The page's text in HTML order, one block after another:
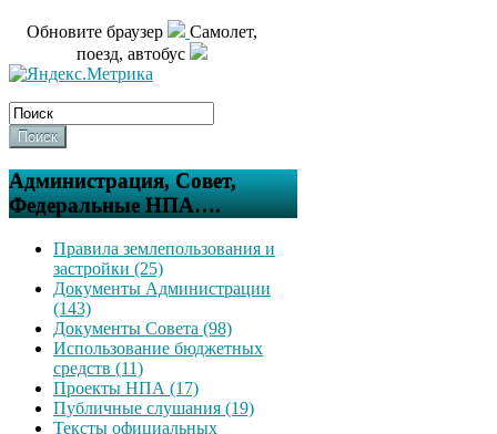
Обновите браузер
Самолет,
поезд, автобус
Поиск
Администрация, Совет,
Федеральные НПА….
Правила землепользования и
застройки (25)
Документы Администрации
(143)
Документы Совета (98)
Использование бюджетных
средств (11)
Проекты НПА (17)
Публичные слушания (19)
Тексты официальных